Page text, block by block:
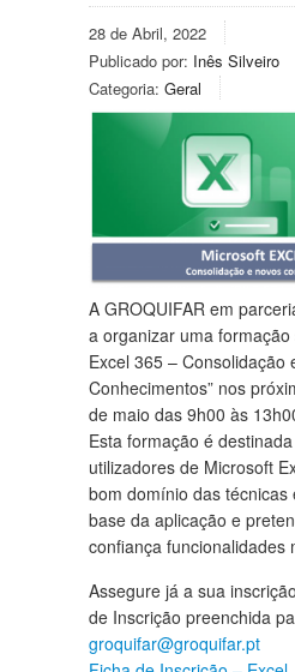
28 de Abril, 2022
Publicado por: Inês Silveiro
Categoria: Geral
A GROQUIFAR em
a organizar uma formação
Excel 365 – Consolidação
Conhecimentos” nos
de maio das 9h00 às
Esta formação é
utilizadores de Microsoft
bom domínio das técnicas
base da aplicação e
confiança funcionalidades
Assegure já a sua
de Inscrição preenchida
groquifar@groquifar.pt